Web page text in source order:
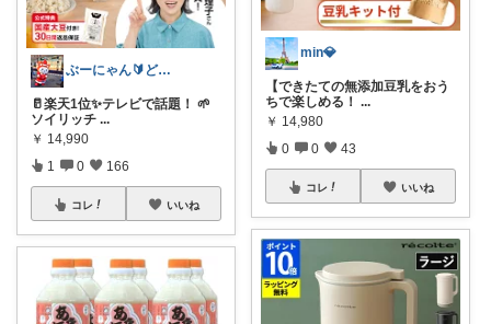
ぶーにゃん🔰どうしたら売れるかな😭
🥛楽天1位✨テレビで話題！ 🌱
ソイリッチ ...
￥ 14,990
1 0 166
コレ いいね
min💎
【できたての無添加豆乳をおう
ちで楽しめる！ ...
￥ 14,980
0 0 43
コレ いいね